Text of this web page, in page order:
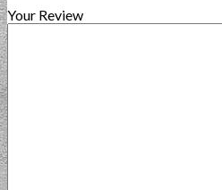
Your Review